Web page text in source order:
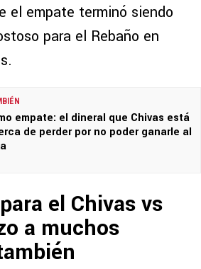
el empate terminó siendo
para el Rebaño en
empate: el dineral que Chivas está
de perder por no poder ganarle al
el Chivas vs
a muchos